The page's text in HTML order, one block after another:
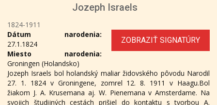
Jozeph Israels
1824-1911
ZOBRAZIŤ SIGNATÚRY
Dátum narodenia:
27.1.1824
Miesto narodenia:
Groningen (Holandsko)
Jozeph Israels bol holandský maliar židovského pôvodu Narodil
27. 1. 1824 v Groningene, zomrel 12. 8. 1911 v Haagu.Bol
žiakom J. A. Krusemana aj. W. Pienemana v Amsterdame. Na
svojich študijných cestách prišiel do kontaktu s tvorbou A.